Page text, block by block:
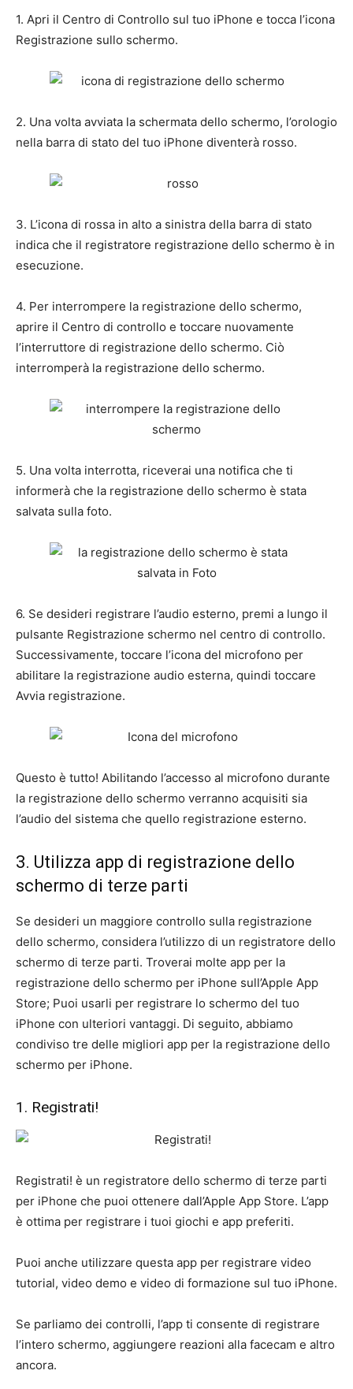
1. Apri il Centro di Controllo sul tuo iPhone e tocca l’icona
Registrazione sullo schermo.
2. Una volta avviata la schermata dello schermo, l’orologio
nella barra di stato del tuo iPhone diventerà rosso.
3. L’icona di rossa in alto a sinistra della barra di stato
indica che il registratore registrazione dello schermo è in
esecuzione.
4. Per interrompere la registrazione dello schermo,
aprire il Centro di controllo e toccare nuovamente
l’interruttore di registrazione dello schermo. Ciò
interromperà la registrazione dello schermo.
5. Una volta interrotta, riceverai una notifica che ti
informerà che la registrazione dello schermo è stata
salvata sulla foto.
6. Se desideri registrare l’audio esterno, premi a lungo il
pulsante Registrazione schermo nel centro di controllo.
Successivamente, toccare l’icona del microfono per
abilitare la registrazione audio esterna, quindi toccare
Avvia registrazione.
Questo è tutto! Abilitando l’accesso al microfono durante
la registrazione dello schermo verranno acquisiti sia
l’audio del sistema che quello registrazione esterno.
3. Utilizza app di registrazione dello
schermo di terze parti
Se desideri un maggiore controllo sulla registrazione
dello schermo, considera l’utilizzo di un registratore dello
schermo di terze parti. Troverai molte app per la
registrazione dello schermo per iPhone sull’Apple App
Store; Puoi usarli per registrare lo schermo del tuo
iPhone con ulteriori vantaggi. Di seguito, abbiamo
condiviso tre delle migliori app per la registrazione dello
schermo per iPhone.
1. Registrati!
Registrati! è un registratore dello schermo di terze parti
per iPhone che puoi ottenere dall’Apple App Store. L’app
è ottima per registrare i tuoi giochi e app preferiti.
Puoi anche utilizzare questa app per registrare video
tutorial, video demo e video di formazione sul tuo iPhone.
Se parliamo dei controlli, l’app ti consente di registrare
l’intero schermo, aggiungere reazioni alla facecam e altro
ancora.